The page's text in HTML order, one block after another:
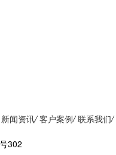
新闻资讯/ 客户案例/ 联系我们/
302